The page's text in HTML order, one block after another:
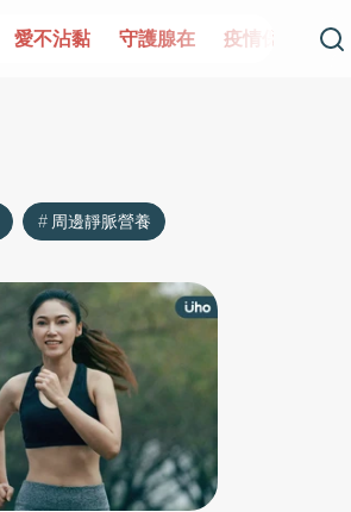
愛不沾黏 守護腺在 疫情保衛戰
周邊靜脈營養